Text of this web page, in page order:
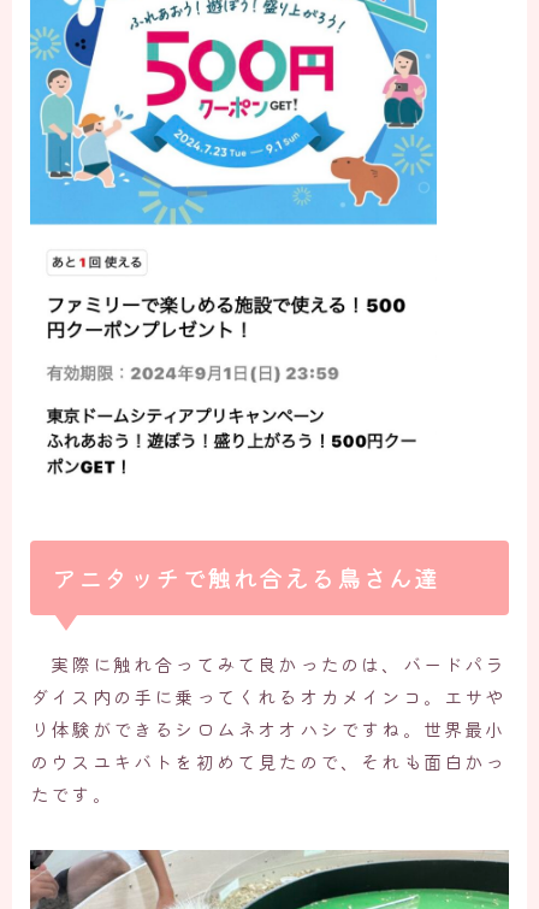
アニタッチで触れ合える鳥さん達
実際に触れ合ってみて良かったのは、バードパラ
ダイス内の手に乗ってくれるオカメインコ。エサや
り体験ができるシロムネオオハシですね。世界最小
のウスユキバトを初めて見たので、それも面白かっ
たです。